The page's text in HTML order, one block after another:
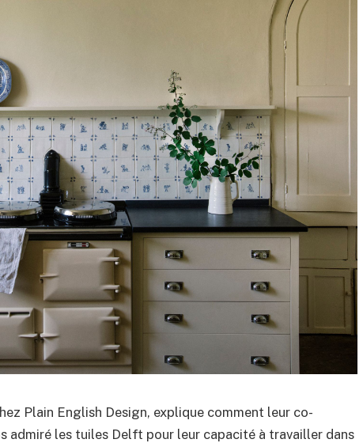
Plain English Design, explique comment leur co-
admiré les tuiles Delft pour leur capacité à travailler dans